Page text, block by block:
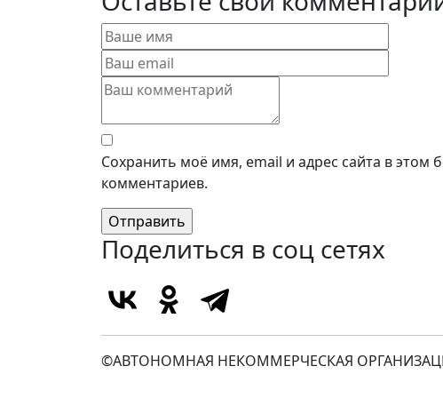
Сохранить моё имя, email и адрес сайта в этом
комментариев.
Поделиться в соц сетях
©АВТОНОМНАЯ НЕКОММЕРЧЕСКАЯ